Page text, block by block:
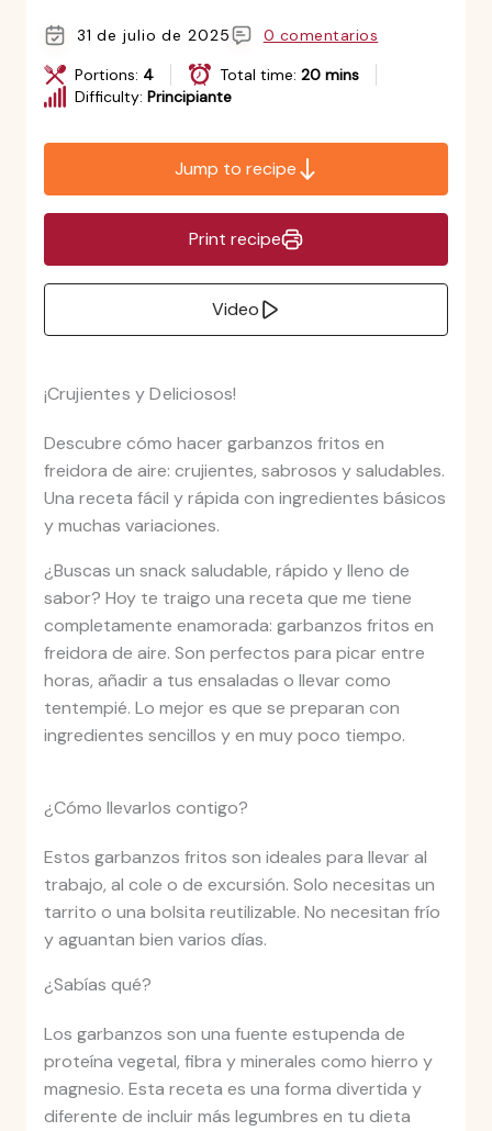
31 de julio de 2025
0 comentarios
Portions: 4 Total time: 20 mins
Difficulty: Principiante
Jump to recipe
Print recipe
Video
¡Crujientes y Deliciosos!
Descubre cómo hacer garbanzos fritos en
freidora de aire: crujientes, sabrosos y saludables.
Una receta fácil y rápida con ingredientes básicos
y muchas variaciones.
¿Buscas un snack saludable, rápido y lleno de
sabor? Hoy te traigo una receta que me tiene
completamente enamorada: garbanzos fritos en
freidora de aire. Son perfectos para picar entre
horas, añadir a tus ensaladas o llevar como
tentempié. Lo mejor es que se preparan con
ingredientes sencillos y en muy poco tiempo.
¿Cómo llevarlos contigo?
Estos garbanzos fritos son ideales para llevar al
trabajo, al cole o de excursión. Solo necesitas un
tarrito o una bolsita reutilizable. No necesitan frío
y aguantan bien varios días.
¿Sabías qué?
Los garbanzos son una fuente estupenda de
proteína vegetal, fibra y minerales como hierro y
magnesio. Esta receta es una forma divertida y
diferente de incluir más legumbres en tu dieta